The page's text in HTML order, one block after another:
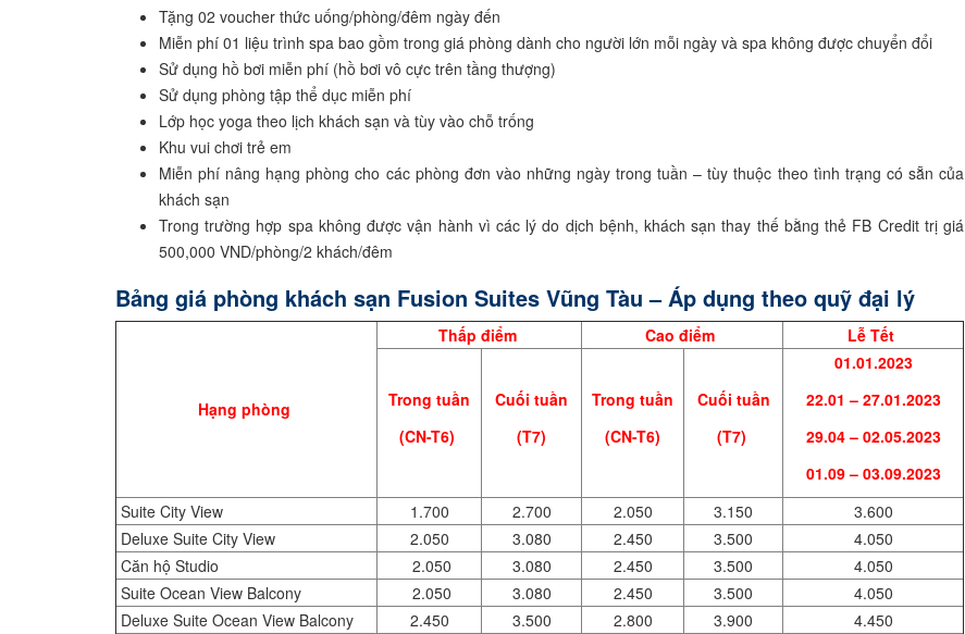
Tặng 02 voucher thức uống/phòng/đêm ngày đến
Miễn phí 01 liệu trình spa bao gồm trong giá phòng dành cho người lớn mỗi ngày và spa không được chuyển đổi
Sử dụng hồ bơi miễn phí (hồ bơi vô cực trên tầng thượng)
Sử dụng phòng tập thể dục miễn phí
Lớp học yoga theo lịch khách sạn và tùy vào chỗ trống
Khu vui chơi trẻ em
Miễn phí nâng hạng phòng cho các phòng đơn vào những ngày trong tuần – tùy thuộc theo tình trạng có sẵn của
khách sạn
Trong trường hợp spa không được vận hành vì các lý do dịch bệnh, khách sạn thay thế bằng thẻ FB Credit trị giá
500,000 VND/phòng/2 khách/đêm
Bảng giá phòng khách sạn Fusion Suites Vũng Tàu – Áp dụng theo quỹ đại lý
Hạng phòng
Thấp điểm Cao điểm Lễ Tết
Trong tuần
(CN-T6)
Cuối tuần
(T7)
Trong tuần
(CN-T6)
Cuối tuần
(T7)
01.01.2023
22.01 – 27.01.2023
29.04 – 02.05.2023
01.09 – 03.09.2023
Suite City View
1.700 2.700 2.050 3.150
3.600
Deluxe Suite City View
2.050 3.080 2.450 3.500
4.050
Căn hộ Studio
2.050 3.080 2.450 3.500
4.050
Suite Ocean View Balcony
2.050 3.080 2.450 3.500
4.050
Deluxe Suite Ocean View Balcony
2.450 3.500 2.800 3.900
4.450